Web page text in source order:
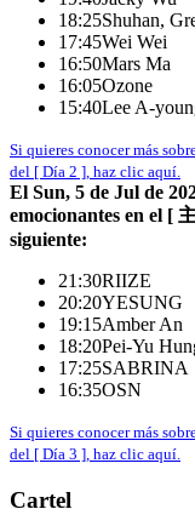
18:25Shuhan,
17:45Wei Wei
16:50Mars Ma
16:05Ozone
15:40Lee A-
Si quieres conocer más
del [ Día 2 ], haz clic aquí.
El Sun, 5 de Jul de
emocionantes en el [
siguiente:
21:30RIIZE
20:20YESUNG
19:15Amber An
18:20Pei-Yu
17:25SABRINA
16:35OSN
Si quieres conocer más
del [ Día 3 ], haz clic aquí.
Cartel